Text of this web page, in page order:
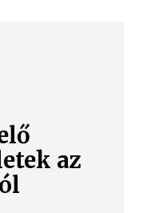
az